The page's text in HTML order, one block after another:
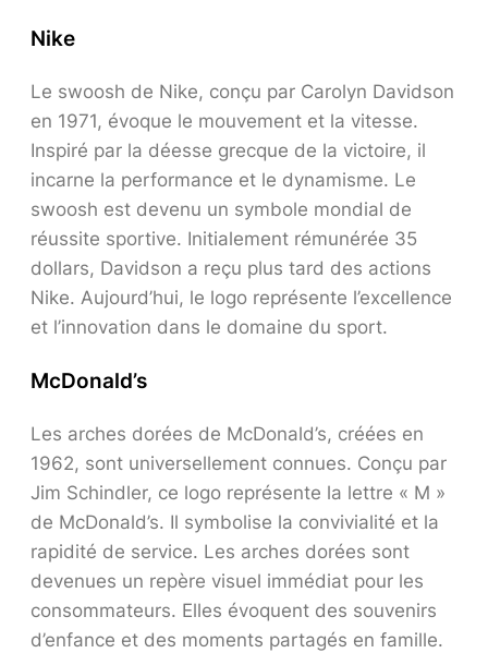
Nike
Le swoosh de Nike, conçu par Carolyn Davidson
en 1971, évoque le mouvement et la vitesse.
Inspiré par la déesse grecque de la victoire, il
incarne la performance et le dynamisme. Le
swoosh est devenu un symbole mondial de
réussite sportive. Initialement rémunérée 35
dollars, Davidson a reçu plus tard des actions
Nike. Aujourd’hui, le logo représente l’excellence
et l’innovation dans le domaine du sport.
McDonald’s
Les arches dorées de McDonald’s, créées en
1962, sont universellement connues. Conçu par
Jim Schindler, ce logo représente la lettre « M »
de McDonald’s. Il symbolise la convivialité et la
rapidité de service. Les arches dorées sont
devenues un repère visuel immédiat pour les
consommateurs. Elles évoquent des souvenirs
d’enfance et des moments partagés en famille.